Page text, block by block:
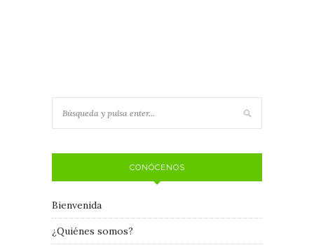
CONÓCENOS
Bienvenida
¿Quiénes somos?